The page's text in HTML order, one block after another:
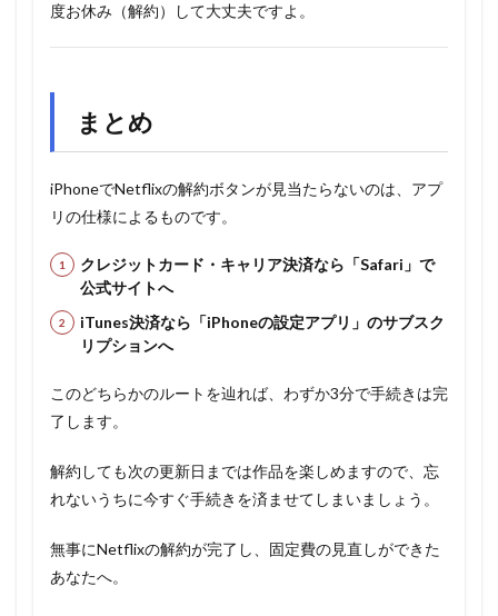
度お休み（解約）して大丈夫ですよ。
まとめ
iPhoneでNetflixの解約ボタンが見当たらないのは、アプ
リの仕様によるものです。
クレジットカード・キャリア決済なら「Safari」で
公式サイトへ
iTunes決済なら「iPhoneの設定アプリ」のサブスク
リプションへ
このどちらかのルートを辿れば、わずか3分で手続きは完
了します。
解約しても次の更新日までは作品を楽しめますので、忘
れないうちに今すぐ手続きを済ませてしまいましょう。
無事にNetflixの解約が完了し、固定費の見直しができた
あなたへ。